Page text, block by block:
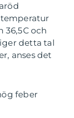
och
detta tal
anses det
feber